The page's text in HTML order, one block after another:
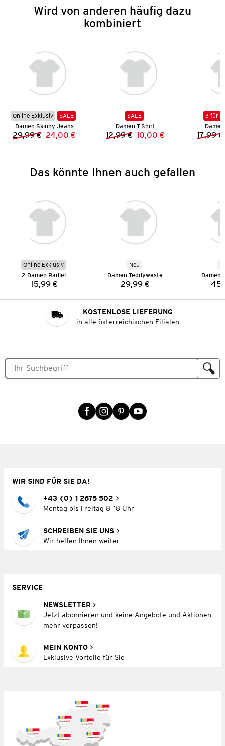
Wird von anderen häufig dazu
kombiniert
Online Exklusiv
SALE
Damen Skinny Jeans
Vorheriger Preis:
29,99 € Neuer Preis:
24,00 €
SALE
Damen T-Shirt
Vorheriger Preis:
12,99 € Neuer Preis:
10,00 €
3 für 2
17,99 €
Das könnte Ihnen auch gefallen
Online Exklusiv
2 Damen Radler
Preis:
15,99 €
Neu
Damen Teddyweste
Preis:
29,99 €
Damen
KOSTENLOSE LIEFERUNG
in alle österreichischen Filialen
WIR SIND FÜR SIE DA!
+43 (0) 1 2675 502
Montag bis Freitag 8–18 Uhr
SCHREIBEN SIE UNS
Wir helfen Ihnen weiter
SERVICE
NEWSLETTER
Jetzt abonnieren und keine Angebote und Aktionen
mehr verpassen!
MEIN KONTO
Exklusive Vorteile für Sie